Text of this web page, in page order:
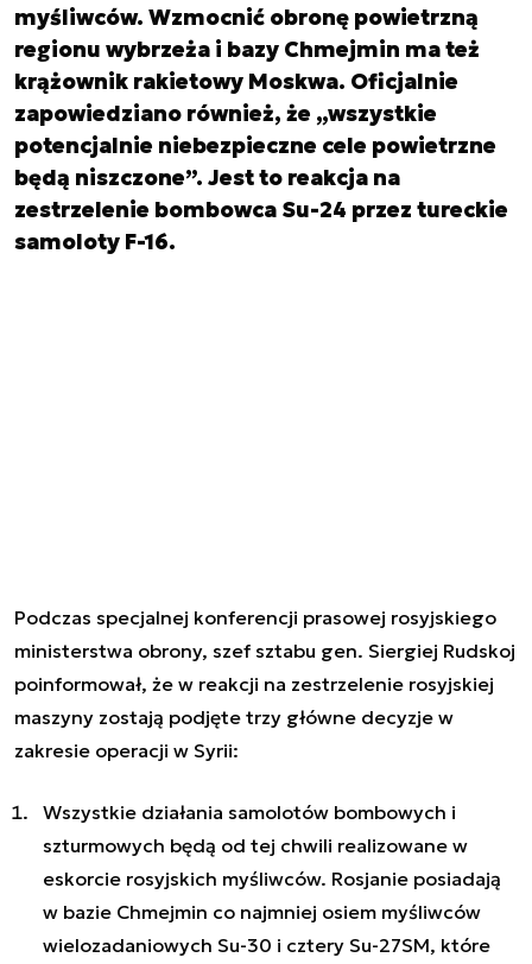
myśliwców. Wzmocnić obronę powietrzną
regionu wybrzeża i bazy Chmejmin ma też
krążownik rakietowy Moskwa. Oficjalnie
zapowiedziano również, że „wszystkie
potencjalnie niebezpieczne cele powietrzne
będą niszczone”. Jest to reakcja na
zestrzelenie bombowca Su-24 przez tureckie
samoloty F-16.
Podczas specjalnej konferencji prasowej rosyjskiego
ministerstwa obrony, szef sztabu gen. Siergiej Rudskoj
poinformował, że w reakcji na zestrzelenie rosyjskiej
maszyny zostają podjęte trzy główne decyzje w
zakresie operacji w Syrii:
Wszystkie działania samolotów bombowych i
szturmowych będą od tej chwili realizowane w
eskorcie rosyjskich myśliwców. Rosjanie posiadają
w bazie Chmejmin co najmniej osiem myśliwców
wielozadaniowych Su-30 i cztery Su-27SM, które